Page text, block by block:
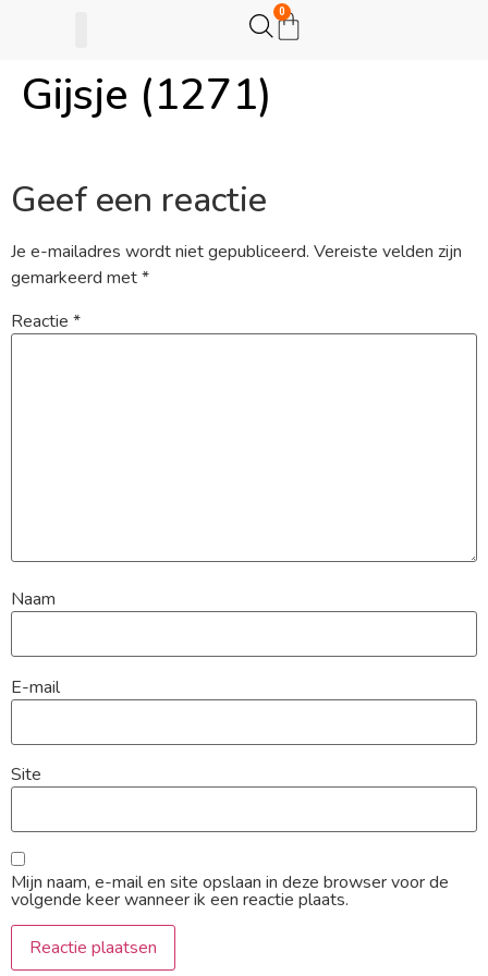
0
Gijsje (1271)
Geef een reactie
Je e-mailadres wordt niet gepubliceerd. Vereiste velden zijn
gemarkeerd met*
Reactie *
Naam
E-mail
Site
Mijn naam, e-mail en site opslaan in deze browser voor de
volgende keer wanneer ik een reactie plaats.